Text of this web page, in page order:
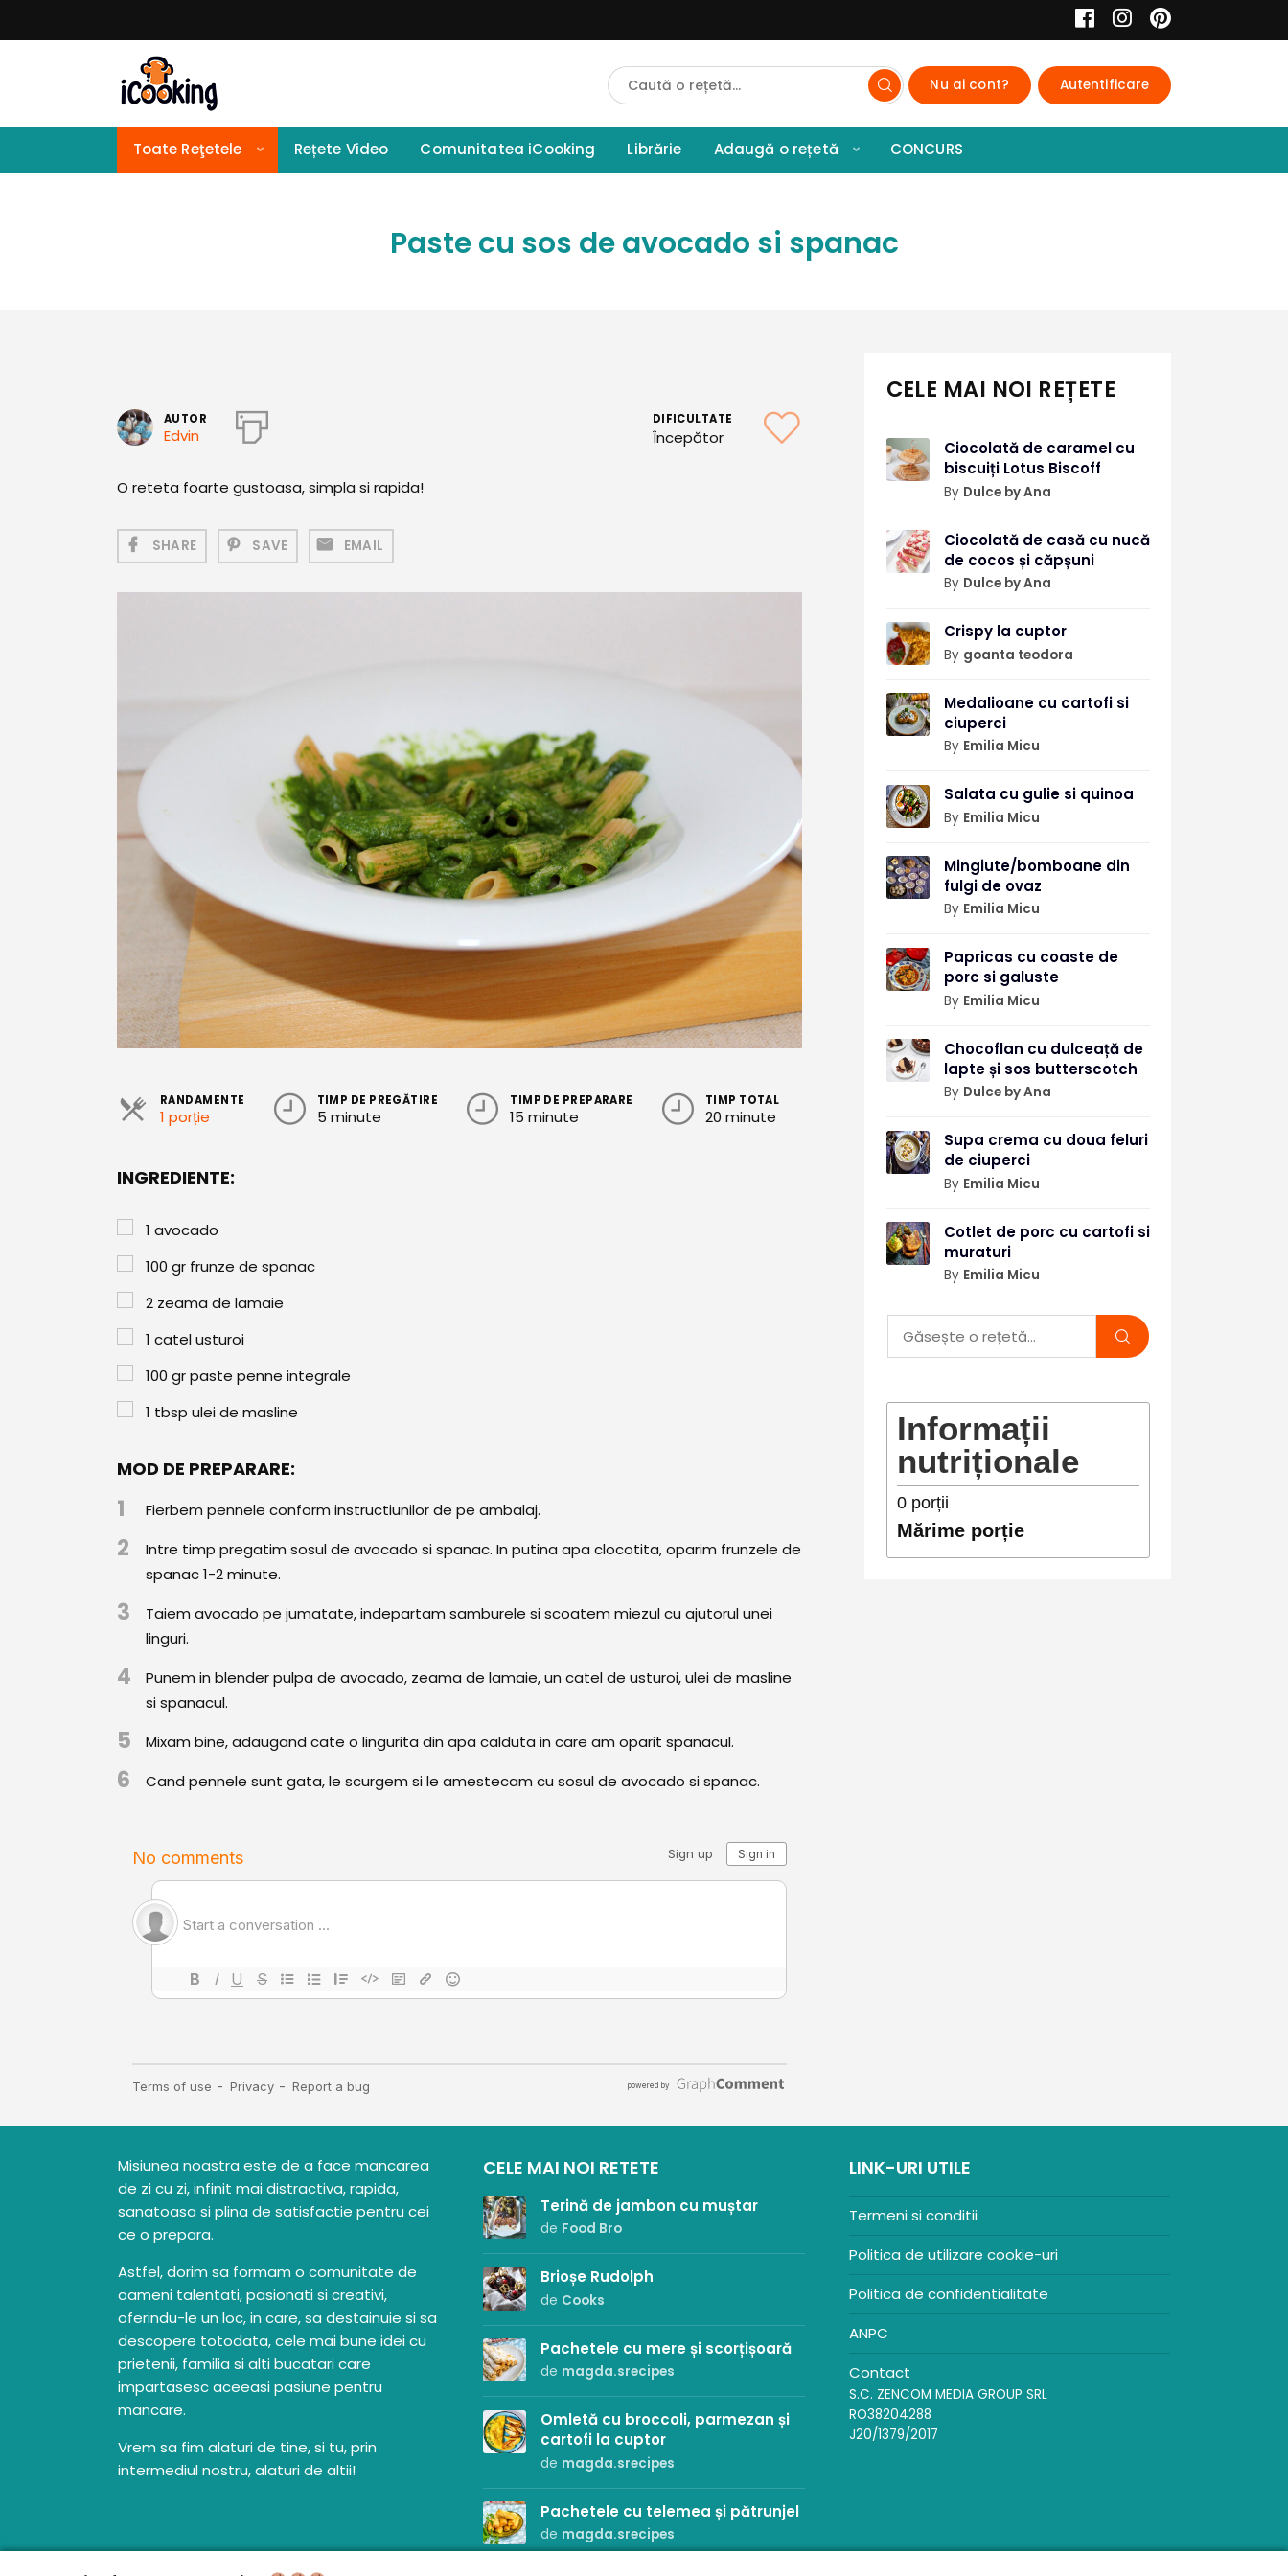
Cauta
Retete
Nu ai cont? Autentificare
Toate Reţetele Rețete Video Comunitatea iCooking Librărie Adaugă o rețetă CONCURS
Paste cu sos de avocado si spanac
AUTOR
Edvin
DIFICULTATE
Începător
O reteta foarte gustoasa, simpla si rapida!
SHARE SAVE EMAIL
RANDAMENTE
1 porție
TIMP DE PREGĂTIRE
5 minute
TIMP DE PREPARARE
15 minute
TIMP TOTAL
20 minute
INGREDIENTE:
1 avocado
100 gr frunze de spanac
2 zeama de lamaie
1 catel usturoi
100 grpaste penne integrale
1 tbsp ulei de masline
MOD DE PREPARARE:
1 Fierbem pennele conform instructiunilor de pe ambalaj.
2
Intre timp pregatim sosul de avocado si spanac. In putina apa clocotita, oparim frunzele de
spanac 1-2 minute.
3
Taiem avocado pe jumatate, indepartam samburele si scoatem miezul cu ajutorul unei
linguri.
4
Punem in blender pulpa de avocado, zeama de lamaie, un catel de usturoi, ulei de masline
si spanacul.
5 Mixam bine, adaugand cate o lingurita din apa calduta in care am oparit spanacul.
6 Cand pennele sunt gata, le scurgem si le amestecam cu sosul de avocado si spanac.
CELE MAI NOI REȚETE
Ciocolată de caramel cu
biscuiți Lotus Biscoff
By Dulce by Ana
Ciocolată de casă cu nucă
de cocos și căpșuni
By Dulce by Ana
Crispy la cuptor
By goanta teodora
Medalioane cu cartofi si
ciuperci
By Emilia Micu
Salata cu gulie si quinoa
By Emilia Micu
Mingiute/bomboane din
fulgi de ovaz
By Emilia Micu
Papricas cu coaste de
porc si galuste
By Emilia Micu
Chocoflan cu dulceață de
lapte și sos butterscotch
By Dulce by Ana
Supa crema cu doua feluri
de ciuperci
By Emilia Micu
Cotlet de porc cu cartofi si
muraturi
By Emilia Micu
Informații
nutriționale
0porții
Mărime porție
Misiunea noastra este de a face mancarea
de zi cu zi, infinit mai distractiva, rapida,
sanatoasa si plina de satisfactie pentru cei
ce o prepara.
Astfel, dorim sa formam o comunitate de
oameni talentati, pasionati si creativi,
oferindu-le un loc, in care, sa destainuie si sa
descopere totodata, cele mai bune idei cu
prietenii, familia si alti bucatari care
impartasesc aceeasi pasiune pentru
mancare.
Vrem sa fim alaturi de tine, si tu, prin
intermediul nostru, alaturi de altii!
CELE MAI NOI RETETE
Terină de jambon cu muștar
de Food Bro
Brioșe Rudolph
de Cooks
Pachetele cu mere și scorțișoară
de magda.srecipes
Omletă cu broccoli, parmezan și
cartofi la cuptor
de magda.srecipes
Pachetele cu telemea și pătrunjel
de magda.srecipes
LINK-URI UTILE
Termeni si conditii
Politica de utilizare cookie-uri
Politica de confidentialitate
ANPC
Contact
S.C. ZENCOM MEDIA GROUP SRL
RO38204288
J20/1379/2017